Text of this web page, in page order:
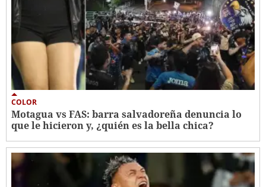
COLOR
Motagua vs FAS: barra salvadoreña denuncia lo
que le hicieron y, ¿quién es la bella chica?